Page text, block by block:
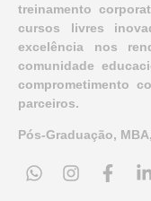
treinamento
cursos livres
excelência nos
comunidade
comprometimento
parceiros.
Pós-Graduação,